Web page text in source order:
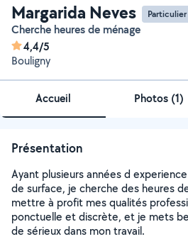
Margarida Neves Particulier
Cherche heures de ménage
4,4/5
Bouligny
Accueil Photos (1)
Présentation
Ayant plusieurs années d
de surface, je cherche des heures
mettre à profit mes qualités
ponctuelle et discrète, et je mets
de sérieux dans mon travail.